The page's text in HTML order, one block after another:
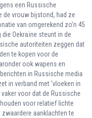
een Russische
de vrouw bijstond, had ze
van omgerekend zo’n 45
Oekraïne steunt in de
autoriteiten zeggen dat
te kopen voor de
ook wapens en
in Russische media
in verband met ‘vloeken in
voor dat de Russische
voor relatief lichte
aanklachten te